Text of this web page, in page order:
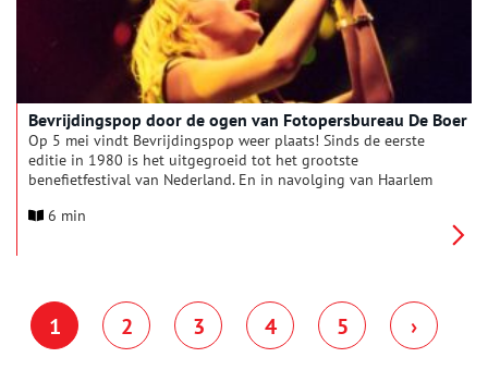
Bevrijdingspop door de ogen van Fotopersbureau De Boer
Op 5 mei vindt Bevrijdingspop weer plaats! Sinds de eerste
editie in 1980 is het uitgegroeid tot het grootste
benefietfestival van Nederland. En in navolging van Haarlem
bevrijdingsfestivals georganiseerd.
6 min
1 2 3 4 5 ›